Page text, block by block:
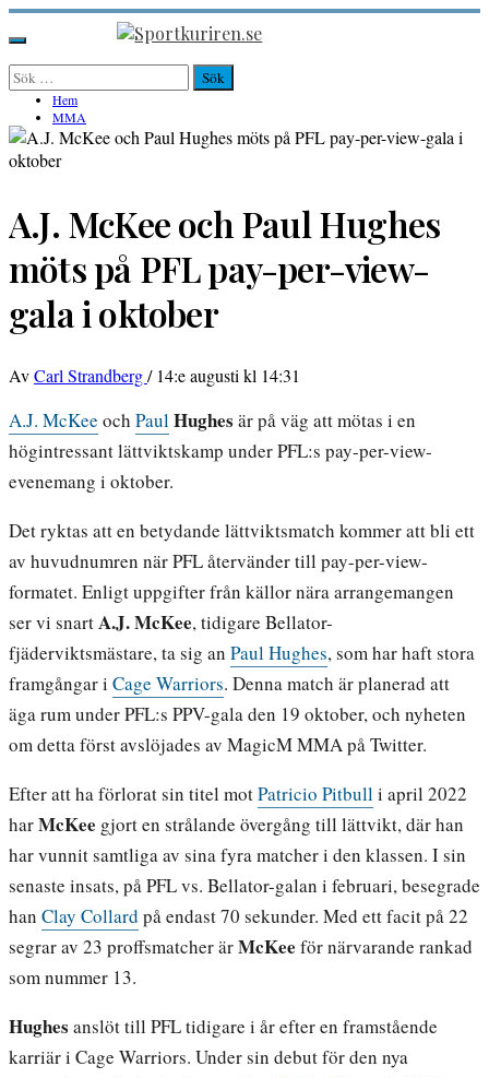
Hoppa
till
innehåll
Sportkuriren.se
Primär
meny
Sök
efter: Hem
MMA
A.J. McKee och Paul Hughes
möts på PFL pay-per-view-
gala i oktober
AvCarl Strandberg/ 14:e augusti kl 14:31
A.J. McKee och PaulHughes är på väg att mötas i en
högintressant lättviktskamp under PFL:s pay-per-view-
evenemang i oktober.
Det ryktas att en betydande lättviktsmatch kommer att bli ett
av huvudnumren när PFL återvänder till pay-per-view-
formatet. Enligt uppgifter från källor nära arrangemangen
ser vi snartA.J. McKee, tidigare Bellator-
fjäderviktsmästare, ta sig an Paul Hughes, som har haft stora
framgångar i Cage Warriors. Denna match är planerad att
äga rum under PFL:s PPV-gala den 19 oktober, och nyheten
om detta först avslöjades av MagicM MMA på Twitter.
Efter att ha förlorat sin titel motPatricio Pitbulli april 2022
harMcKee gjort en strålande övergång till lättvikt, där han
har vunnit samtliga av sina fyra matcher i den klassen. I sin
senaste insats, på PFL vs. Bellator-galan i februari, besegrade
han Clay Collard på endast 70 sekunder. Med ett facit på 22
segrar av 23 proffsmatcher ärMcKee för närvarande rankad
som nummer 13.
Hughes anslöt till PFL tidigare i år efter en framstående
karriär i Cage Warriors. Under sin debut för den nya